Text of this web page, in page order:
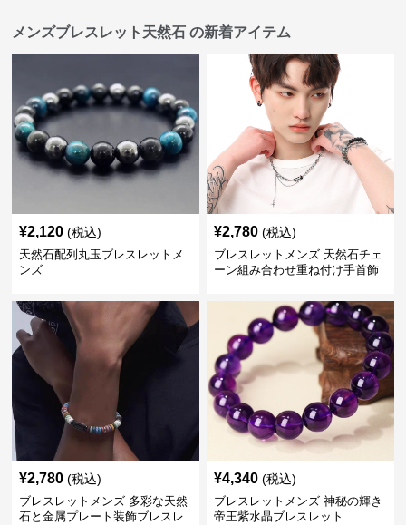
メンズブレスレット天然石 の新着アイテム
¥2,120 (税込)
天然石配列丸玉ブレスレットメ
ンズ
¥2,780 (税込)
ブレスレットメンズ 天然石チェ
ーン組み合わせ重ね付け手首飾
¥2,780 (税込)
ブレスレットメンズ 多彩な天然
石と金属プレート装飾ブレスレ
¥4,340 (税込)
ブレスレットメンズ 神秘の輝き
帝王紫水晶ブレスレット